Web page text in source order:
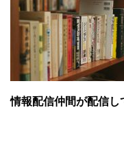
情報配信仲間が配信